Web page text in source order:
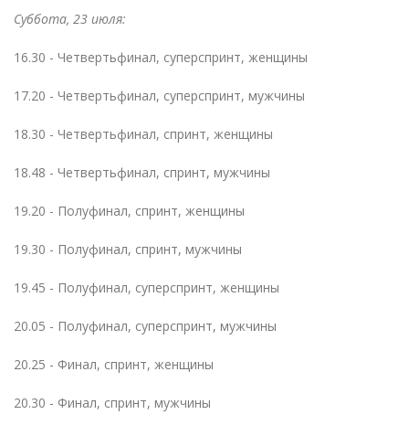
Суббота, 23 июля:
16.30 - Четвертьфинал, суперспринт, женщины
17.20 - Четвертьфинал, суперспринт, мужчины
18.30 - Четвертьфинал, спринт, женщины
18.48 - Четвертьфинал, спринт, мужчины
19.20 - Полуфинал, спринт, женщины
19.30 - Полуфинал, спринт, мужчины
19.45 - Полуфинал, суперспринт, женщины
20.05 - Полуфинал, суперспринт, мужчины
20.25 - Финал, спринт, женщины
20.30 - Финал, спринт, мужчины